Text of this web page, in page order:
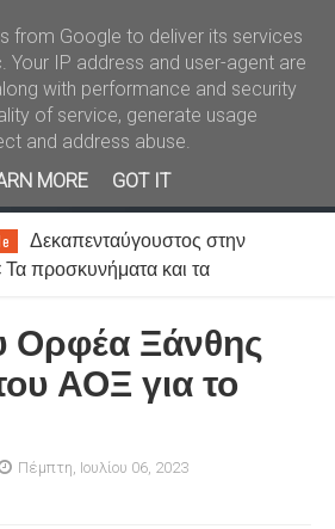
ήλθατε Kral News
Δεκαπενταύγουστος στην
προσκυνήματα και τα
Ορφέα Ξάνθης
ΑΟΞ για το
Πέμπτη, Ιουλίου 06, 2023
from Google to deliver its services
Your IP address and user-agent are
with performance and security
of service, generate usage
and address abuse.
MORE
GOT IT